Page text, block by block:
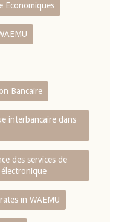
Economiques
Bancaire
interbancaire dans
des services de
in WAEMU